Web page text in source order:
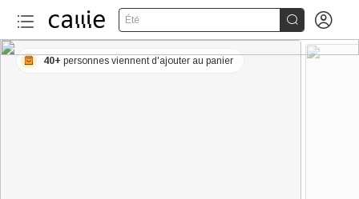
Été  
40+ personnes viennent d'ajouter au panier